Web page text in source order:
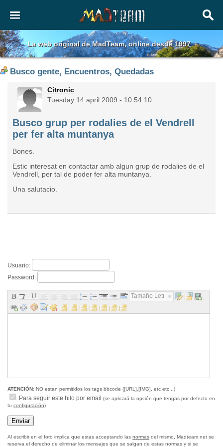
La web original de MadTeam, online desde 1997
Busco gente, Encuentros, Quedadas
Citronic
Tuesday 14 april 2009 - 10:54:10
Busco grup per rodalies de el Vendrell
per fer alta muntanya
Bones.
Estic interesat en contactar amb algun grup de rodalies de el
Vendrell, per tal de poder fer alta muntanya.
Una salutacio.
Usuario:
Password:
Tamaño Letra...
ATENCIÓN: NO estan permitidos los tags bbcode ([URL],[IMG], etc etc...)
Para seguir este hilo por email
(se aplicará la opción que tengas por defecto en
tu configuración)
Al escribir en el foro implica que estas acceptando las normas del mismo, Madteam.net se
reserva el derecho de eliminar los mensajes que se salgan de estas normas y si se